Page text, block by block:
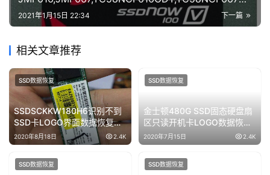
DT
下一篇
2021年1月15日 22:34
相关文章推荐
SSDSCKKW180H6识别不到
SSD卡LOGO界面数据恢复成
功
2020年8月18日 2.4K
SSD数据恢复
金士顿480G SSD固态硬盘扇
区只读开机卡LOGO数据恢复
成功
2020年7月15日 2.4K
SSD数据恢复
SSD数据恢复 SSD数据恢复